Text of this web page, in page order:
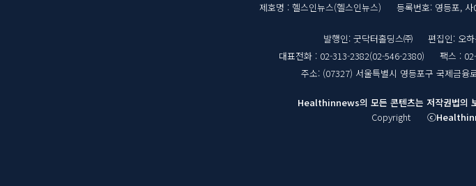
제호명 : 헬스인뉴스(헬스인뉴스) 등록번호: 영등포, 사
발행인: 굿닥터홀딩스㈜ 편집인: 오
대표전화 : 02-313-2382(02-546-2380)
팩스 :
주소: (07327) 서울특별시 영등포구 국제금융
Healthinnews의 모든 콘텐츠는 저작권법의
Copyright